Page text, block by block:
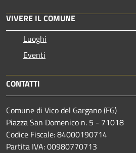
VIVERE IL COMUNE
Luoghi
Eventi
CONTATTI
Comune di Vico del Gargano (FG)
Piazza San Domenico n. 5 - 71018
Codice Fiscale: 84000190714
Partita IVA: 00980770713